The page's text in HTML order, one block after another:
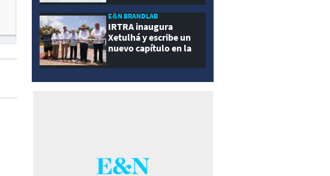
modernidad
E&N BRANDLAB
IRTRA inaugura
Xetulhá y escribe un
nuevo capítulo en la
recreación de
Guatemala